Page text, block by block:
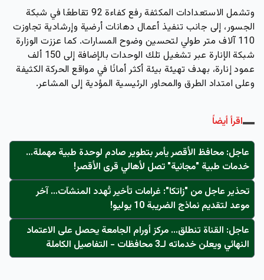
وتشمل الاستعدادات المكثفة رفع كفاءة 92 تقاطعًا في شبكة
الجسور، إلى جانب تنفيذ أعمال دهانات أرضية وإرشادية تجاوزت
110 آلاف متر طولي لتحسين وضوح المسارات. كما عززت الوزارة
شبكة الإنارة عبر تشغيل تلك الوحدات بالإضافة إلى 150 ألف
عمود إنارة، بهدف تهيئة بيئة أكثر أمانًا في مواقع الحركة الكثيفة
وعلى امتداد الطرق والمحاور الرئيسية المؤدية إلى المشاعر.
اقرأ أيضاً
عاجل: محافظ الأقصر يأمر بتطوير صادم لوحدة طبية مهملة...
خدمات طبية "مجانية" تصل لأهالي قرى الأقصر!
تحذير عاجل من "زاتكا": غرامات تأخير تُهدد المنشآت… آخر
موعد لتقديم نماذج الضريبة 10 يوليو!
عاجل: القناة تنطلق... مركز أورام الجامعة يحصل على الاعتماد
النهائي ويعلن خدماته لـ3 محافظات - التفاصيل الكاملة